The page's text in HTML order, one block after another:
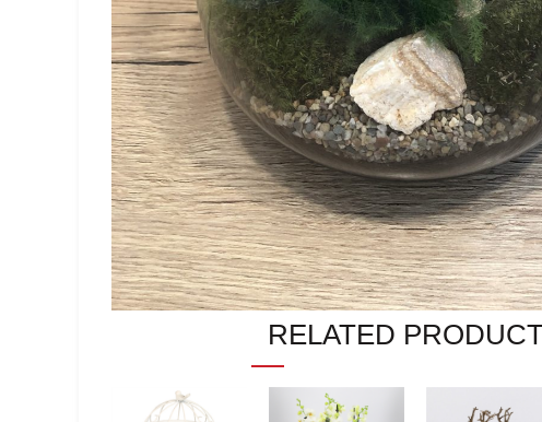
RELATED